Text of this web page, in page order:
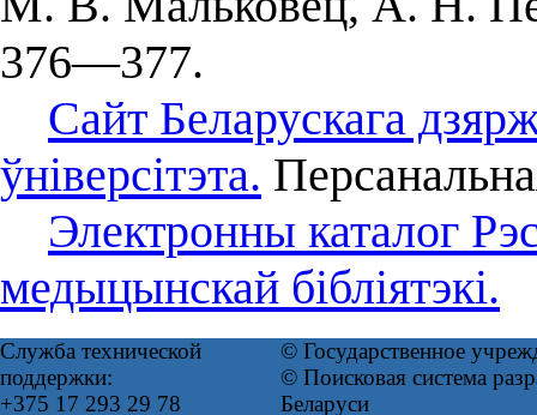
376—377.
Сайт Беларускага
ўніверсітэта.
Электронны каталог
медыцынскай бібліятэкі.
Служба технической
поддержки:
+375 17 293 29 78
© Государственное
© Поисковая система
Беларуси